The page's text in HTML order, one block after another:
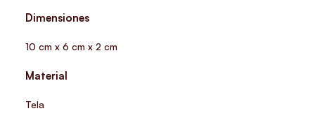
Dimensiones
10 cm x 6 cm x 2 cm
Material
Tela